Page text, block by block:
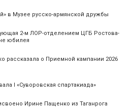
в Музее русско-армянской дружбы
2-м ЛОР-отделением ЦГБ Ростова-
юбилея
рассказала о Приемной кампании 2026
I «Суворовская спартакиада»
Ирине Пащенко из Таганрога